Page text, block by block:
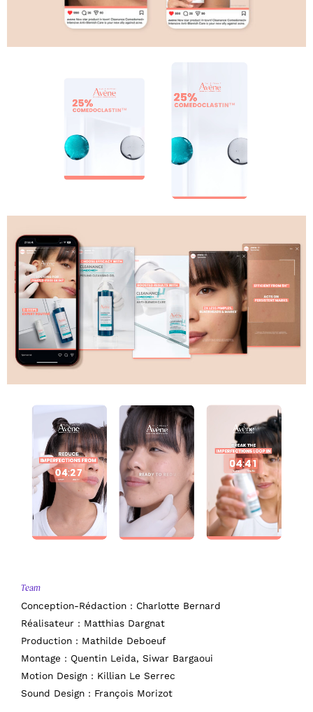
Team
Conception-Rédaction : Charlotte Bernard
Réalisateur : Matthias Dargnat
Production : Mathilde Deboeuf
Montage : Quentin Leida, Siwar Bargaoui
Motion Design : Killian ‎Le Serrec
Sound Design : François Morizot